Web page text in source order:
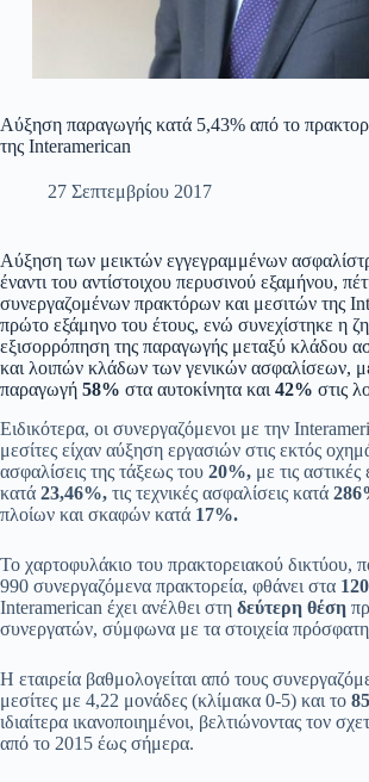
Αύξηση παραγωγής κατά 5,43% από το
της Interamerican
27 Σεπτεμβρίου 2017
Αύξηση των μεικτών εγγεγραμμένων
έναντι του αντίστοιχου περυσινού εξαμήνου,
συνεργαζομένων πρακτόρων και μεσιτών της
πρώτο εξάμηνο του έτους, ενώ συνεχίστηκε η
εξισορρόπηση της παραγωγής μεταξύ κλάδου
και λοιπών κλάδων των γενικών ασφαλίσεων,
παραγωγή 58% στα αυτοκίνητα και 42% στις
Ειδικότερα, οι συνεργαζόμενοι με την
μεσίτες είχαν αύξηση εργασιών στις εκτός
ασφαλίσεις της τάξεως του 20%, με τις
κατά 23,46%, τις τεχνικές ασφαλίσεις κατά
πλοίων και σκαφών κατά 17%.
Το χαρτοφυλάκιο του πρακτορειακού δικτύου,
990 συνεργαζόμενα πρακτορεία, φθάνει στα 120
Interamerican έχει ανέλθει στη δεύτερη θέση
συνεργατών, σύμφωνα με τα στοιχεία
Η εταιρεία βαθμολογείται από τους
μεσίτες με 4,22 μονάδες (κλίμακα 0-5) και το
ιδιαίτερα ικανοποιημένοι, βελτιώνοντας τον
από το 2015 έως σήμερα.